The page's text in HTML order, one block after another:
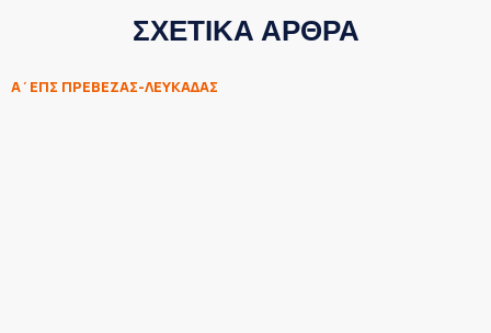
ΣΧΕΤΙΚΑ ΑΡΘΡΑ
Α΄ΕΠΣ ΠΡΕΒΕΖΑΣ-ΛΕΥΚΑΔΑΣ